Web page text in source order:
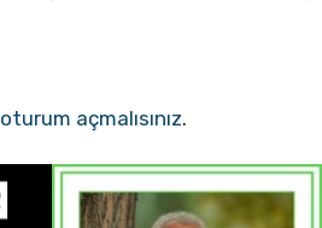
oturum açmalısınız.